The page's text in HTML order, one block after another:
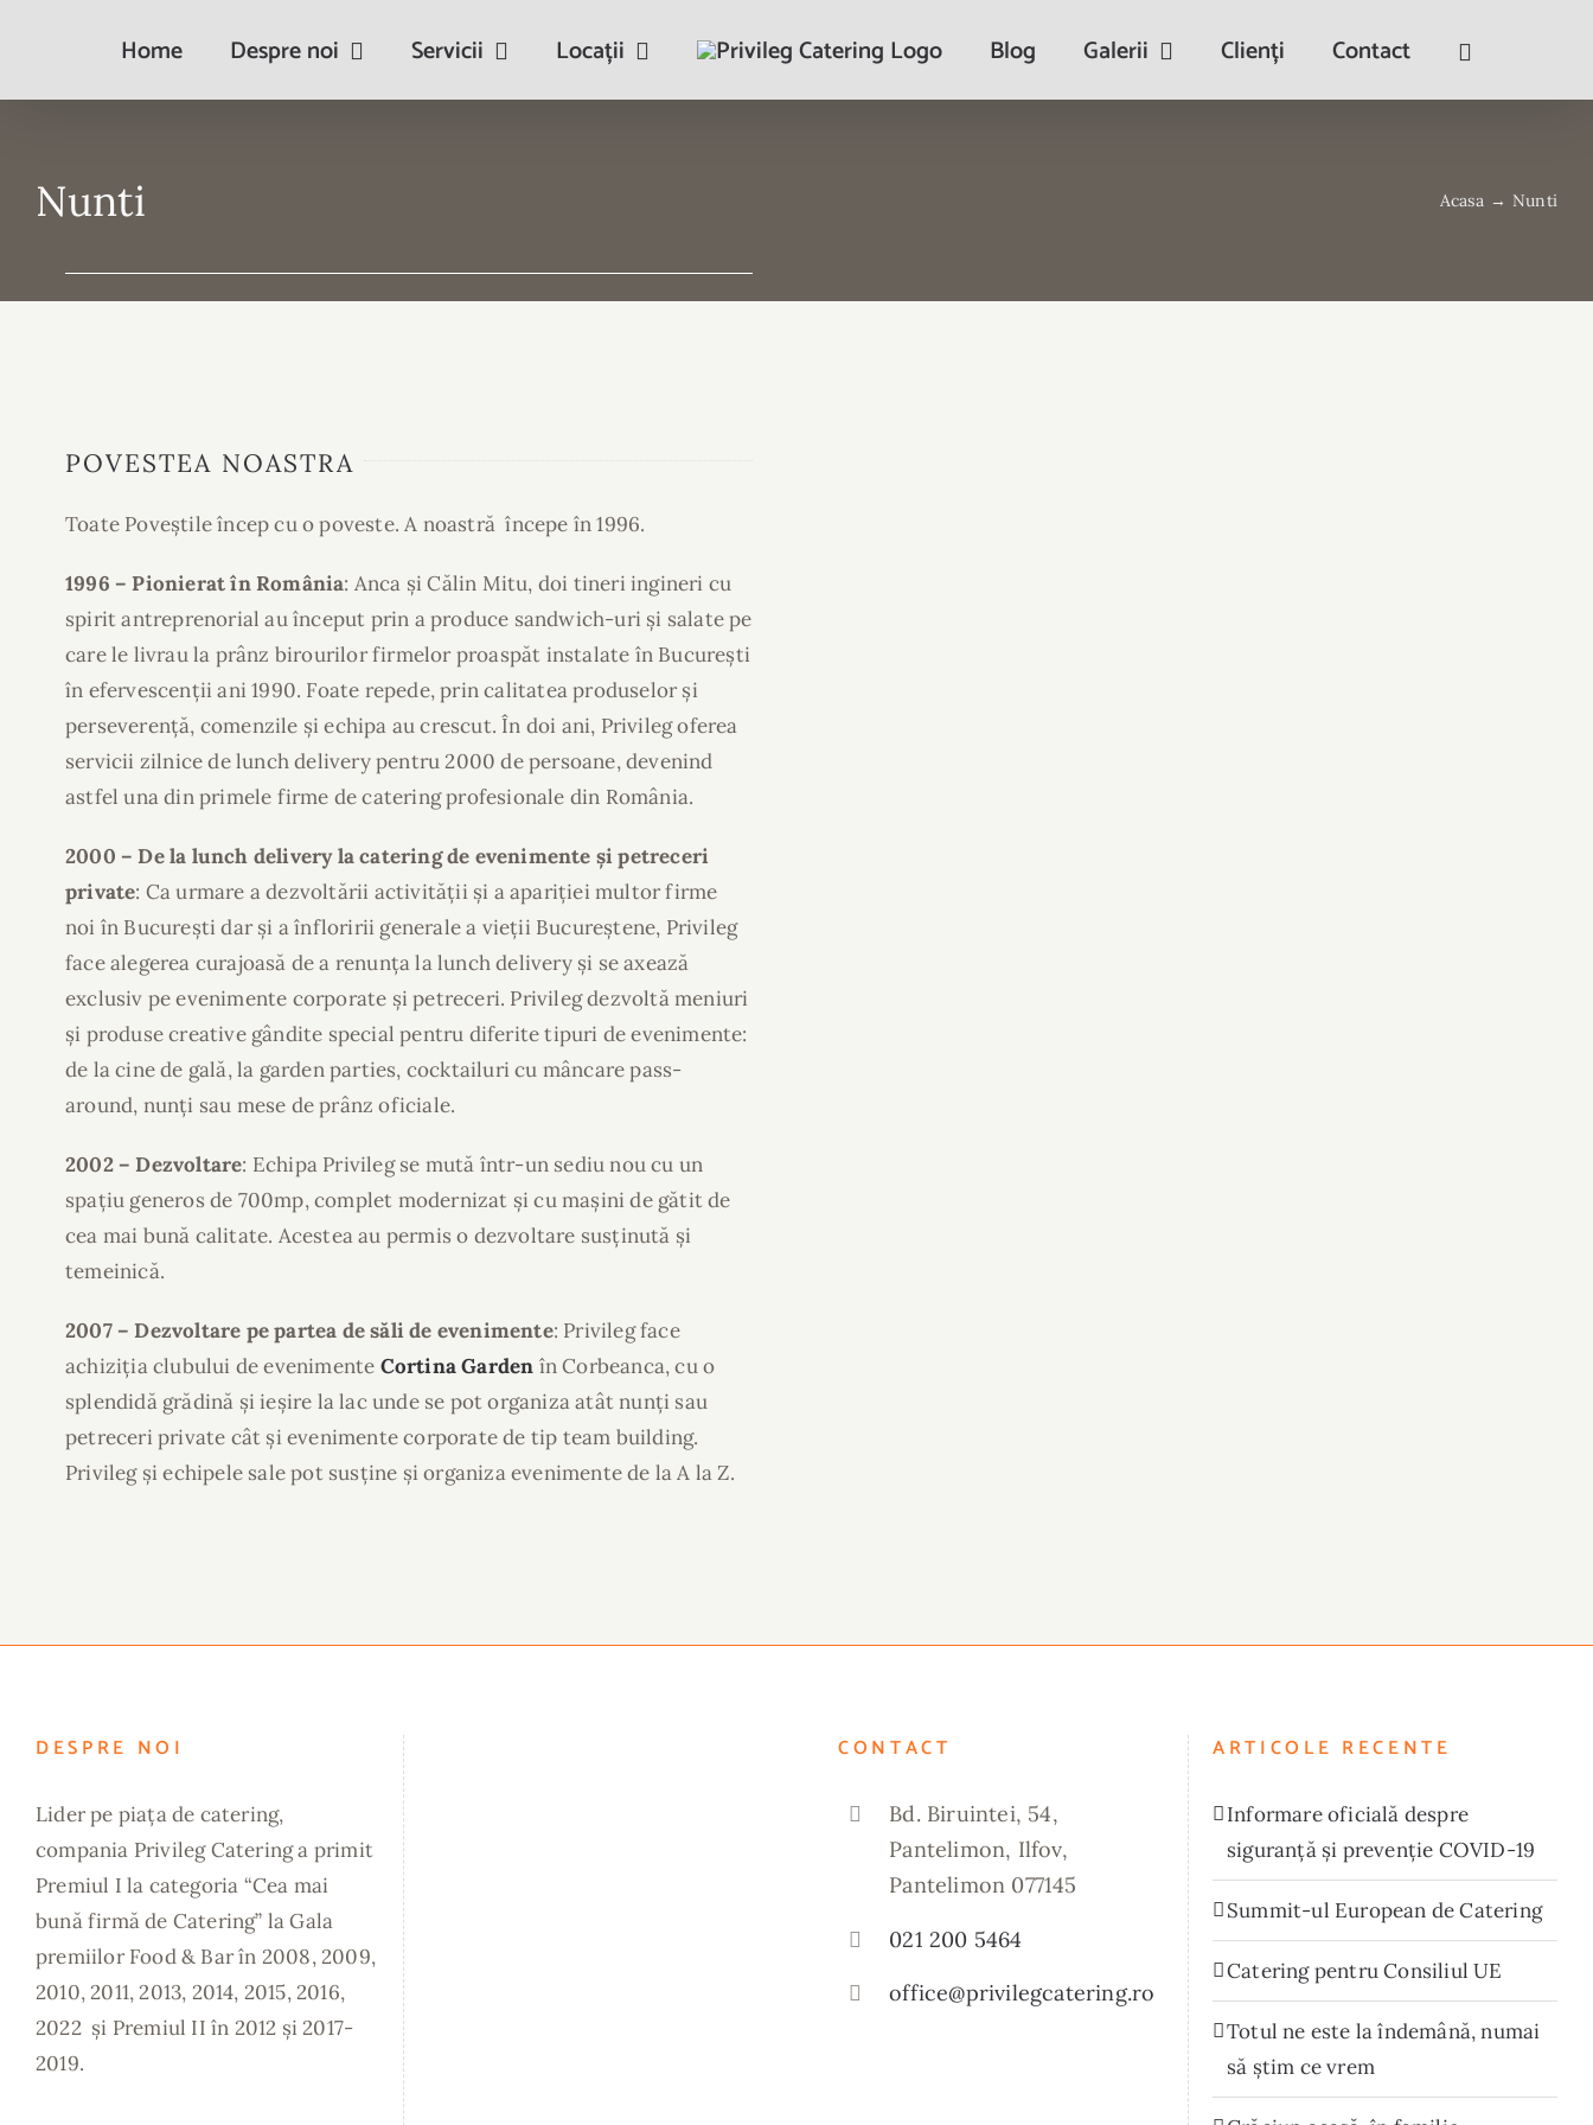
Home Despre noi Servicii Locații Blog Galerii Clienți Contact
Nunti Acasa → Nunti
POVESTEA NOASTRA
Toate Poveștile încep cu o poveste. A noastră începe în 1996.
1996 – Pionierat în România: Anca și Călin Mitu, doi tineri ingineri cu
spirit antreprenorial au început prin a produce sandwich-uri și salate pe
care le livrau la prânz birourilor firmelor proaspăt instalate în București
în efervescenții ani 1990. Foate repede, prin calitatea produselor și
perseverență, comenzile și echipa au crescut. În doi ani, Privileg oferea
servicii zilnice de lunch delivery pentru 2000 de persoane, devenind
astfel una din primele firme de catering profesionale din România.
2000 – De la lunch delivery la catering de evenimente și petreceri
private: Ca urmare a dezvoltării activității și a apariției multor firme
noi în București dar și a înfloririi generale a vieții Bucureștene, Privileg
face alegerea curajoasă de a renunța la lunch delivery și se axează
exclusiv pe evenimente corporate și petreceri. Privileg dezvoltă meniuri
și produse creative gândite special pentru diferite tipuri de evenimente:
de la cine de gală, la garden parties, cocktailuri cu mâncare pass-
around, nunți sau mese de prânz oficiale.
2002 – Dezvoltare: Echipa Privileg se mută într-un sediu nou cu un
spațiu generos de 700mp, complet modernizat și cu mașini de gătit de
cea mai bună calitate. Acestea au permis o dezvoltare susținută și
temeinică.
2007 – Dezvoltare pe partea de săli de evenimente: Privileg face
achiziția clubului de evenimente Cortina Garden în Corbeanca, cu o
splendidă grădină și ieșire la lac unde se pot organiza atât nunți sau
petreceri private cât și evenimente corporate de tip team building.
Privileg și echipele sale pot susține și organiza evenimente de la A la Z.
DESPRE NOI
Lider pe piața de catering,
compania Privileg Catering a primit
Premiul I la categoria “Cea mai
bună firmă de Catering” la Gala
premiilor Food & Bar în 2008, 2009,
2010, 2011, 2013, 2014, 2015, 2016,
2022 și Premiul II în 2012 și 2017-
2019.
CONTACT
Bd. Biruintei, 54,
Pantelimon, Ilfov,
Pantelimon 077145
021 200 5464
office@privilegcatering.ro
ARTICOLE RECENTE
Informare oficială despre
siguranță și prevenție COVID-19
Summit-ul European de Catering
Catering pentru Consiliul UE
Totul ne este la îndemână, numai
să știm ce vrem